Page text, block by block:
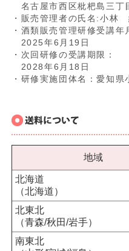
名古屋市西区枇杷島三丁
・販売管理者の氏名:小林
・酒類販売管理研修受講年
2025年6月19日
・次回研修の受講期限：
2028年6月18日
・研修実施団体名：愛知県
地域
北海道
（北海道）
北東北
（青森/秋田/岩手）
南東北